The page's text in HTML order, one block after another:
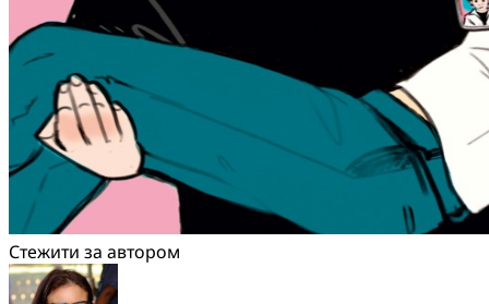
Стежити за автором